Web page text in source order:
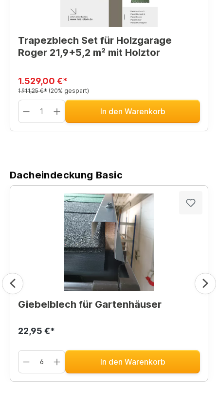
Trapezblech Set für Holzgarage
Roger 21,9+5,2 m² mit Holztor
1.529,00 €*
1.911,25 €* (20% gespart)
In den Warenkorb
Dacheindeckung Basic
Giebelblech für Gartenhäuser
22,95 €*
In den Warenkorb